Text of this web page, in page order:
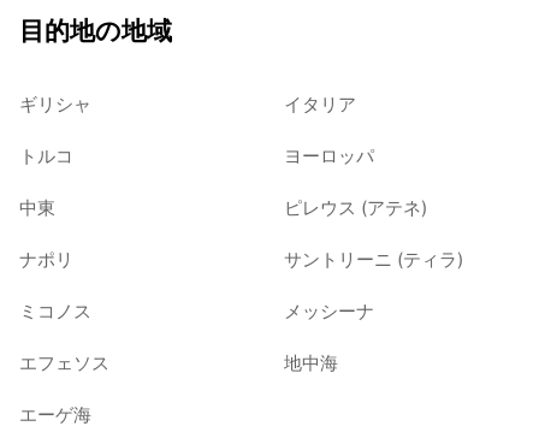
目的地の地域
ギリシャ イタリア
トルコ ヨーロッパ
中東 ピレウス (アテネ)
ナポリ サントリーニ (ティラ)
ミコノス メッシーナ
エフェソス 地中海
エーゲ海